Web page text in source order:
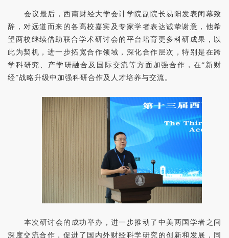
会议最后，西南财经大学会计学院副院长易阳发表闭幕致
辞，对远道而来的各高校嘉宾及专家学者表达诚挚谢意，他希
望两校继续借助联合学术研讨会的平台培育更多科研成果，以
此为契机，进一步拓宽合作领域，深化合作层次，特别是在跨
学科研究、产学研融合及国际交流等方面加强合作，在“新财
经”战略升级中加强科研合作及人才培养与交流。
本次研讨会的成功举办，进一步推动了中美两国学者之间
深度交流合作，促进了国内外财经科学研究的创新和发展，同